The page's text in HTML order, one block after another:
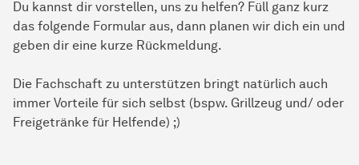
Du kannst dir vorstellen, uns zu helfen? Füll ganz kurz
das folgende Formular aus, dann planen wir dich ein und
geben dir eine kurze Rückmeldung.
Die Fachschaft zu unterstützen bringt natürlich auch
immer Vorteile für sich selbst (bspw. Grillzeug und/ oder
Freigetränke für Helfende) ;)